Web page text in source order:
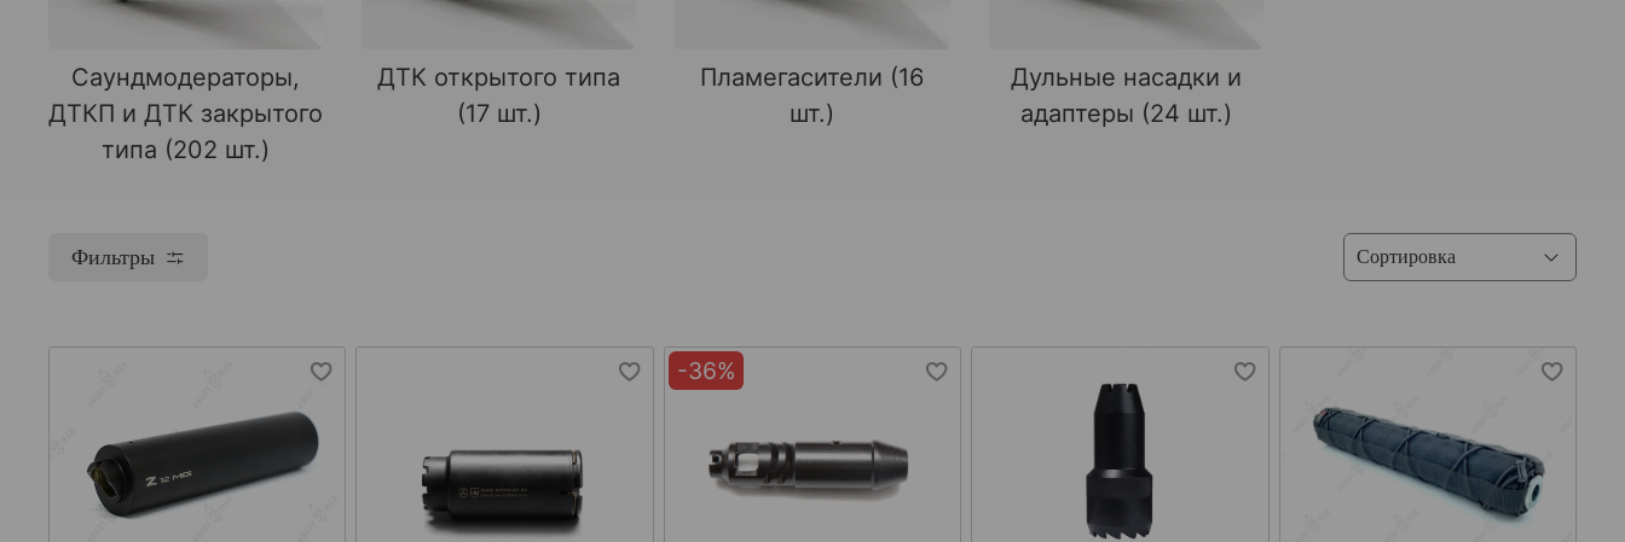
Саундмодераторы,
ДТКП и ДТК закрытого
типа (202 шт.)
ДТК открытого типа
(17 шт.)
Пламегасители (16
шт.)
Дульные насадки и
адаптеры (24 шт.)
Фильтры
-36%